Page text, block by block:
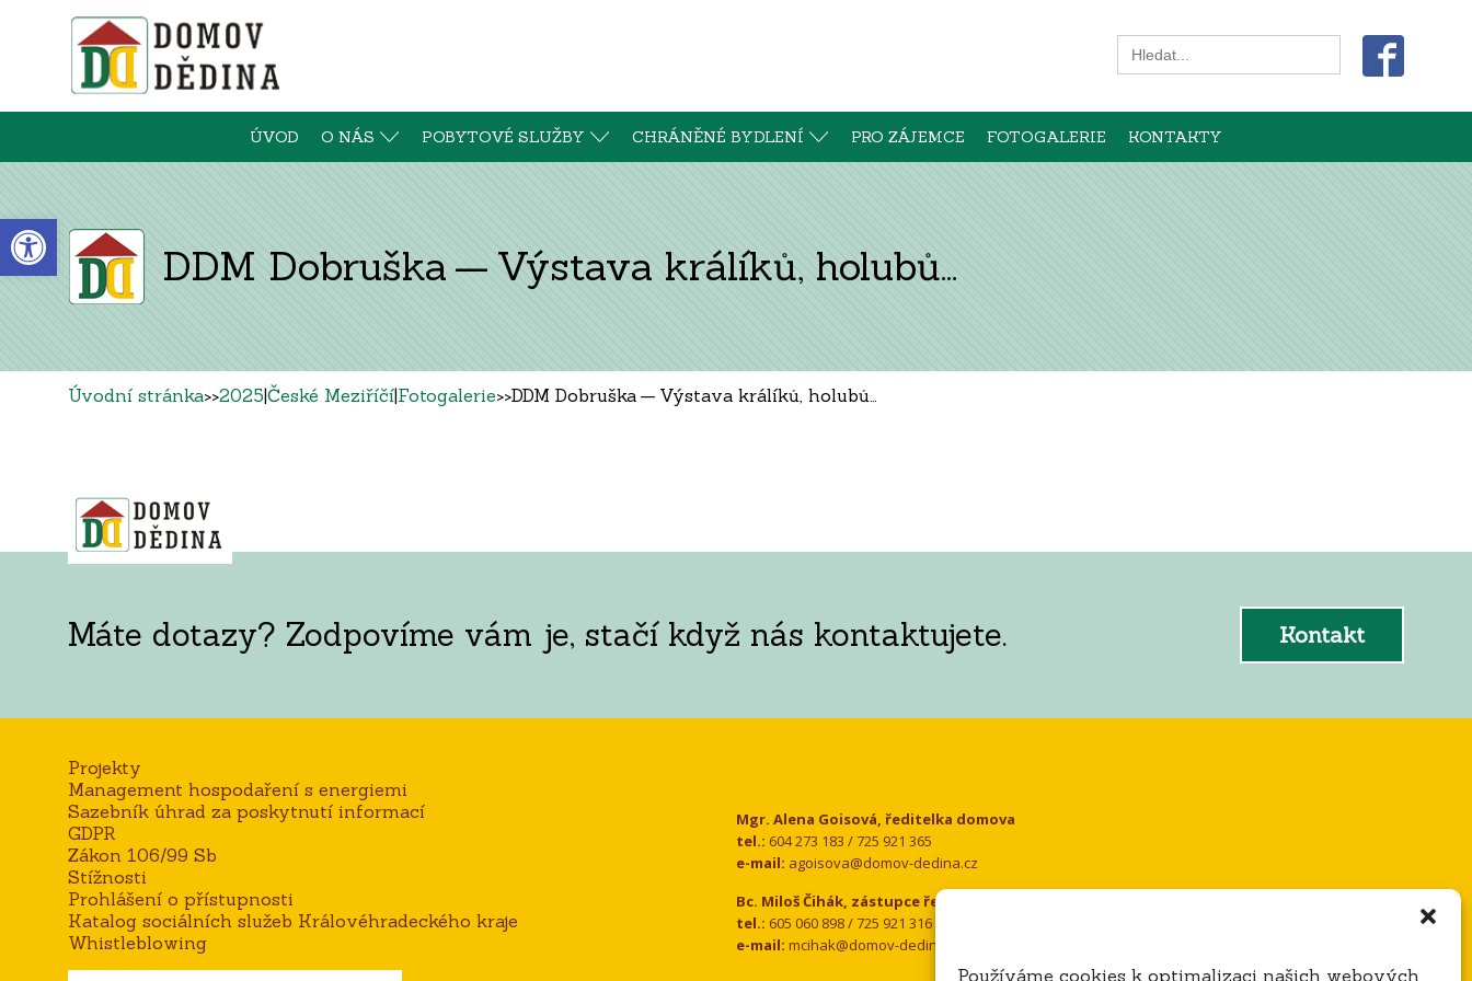
Open toolbar
Používáme cookies k optimalizaci našich webových
Search
for:
ÚVOD O NÁS POBYTOVÉ SLUŽBY CHRÁNĚNÉ BYDLENÍ PRO ZÁJEMCE FOTOGALERIE KONTAKTY
DDM Dobruška — Výstava králíků, holubů…
Úvodní stránka>>2025|České Meziříčí|Fotogalerie>>DDM Dobruška — Výstava králíků, holubů…
Máte dotazy? Zodpovíme vám je, stačí když nás kontaktujete. Kontakt
Projekty
Management hospodaření s energiemi
Sazebník úhrad za poskytnutí informací
GDPR
Zákon 106/99 Sb
Stížnosti
Prohlášení o přístupnosti
Katalog sociálních služeb Královéhradeckého kraje
Whistleblowing
Mgr. Alena Goisová, ředitelka domova
tel.: 604 273 183 / 725 921 365
e-mail: agoisova@domov-dedina.cz
Bc. Miloš Čihák, zástupce ředitele
tel.: 605 060 898 / 725 921 316
e-mail: mcihak@domov-dedina.cz